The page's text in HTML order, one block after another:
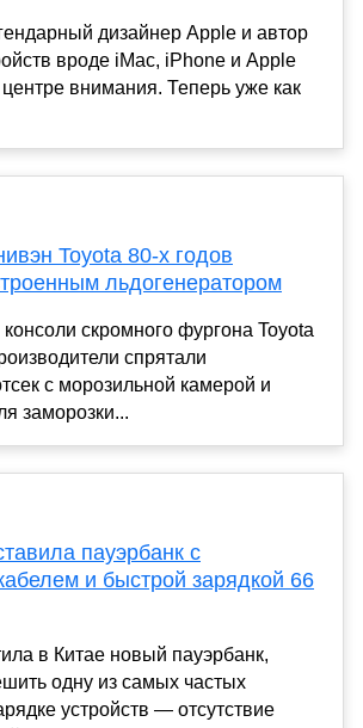
дизайнер Apple и автор
вроде iMac, iPhone и Apple
внимания. Теперь уже как
Toyota 80-х годов
льдогенератором
скромного фургона Toyota
спрятали
с морозильной камерой и
заморозки...
пауэрбанк с
и быстрой зарядкой 66
в Китае новый пауэрбанк,
одну из самых частых
устройств — отсутствие